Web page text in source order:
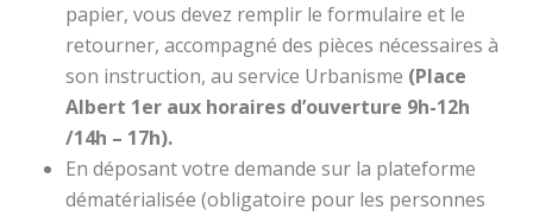
papier, vous devez remplir le formulaire et le
retourner, accompagné des pièces nécessaires à
son instruction, au service Urbanisme (Place
Albert 1er aux horaires d’ouverture 9h-12h
/14h – 17h).
En déposant votre demande sur la plateforme
dématérialisée (obligatoire pour les personnes